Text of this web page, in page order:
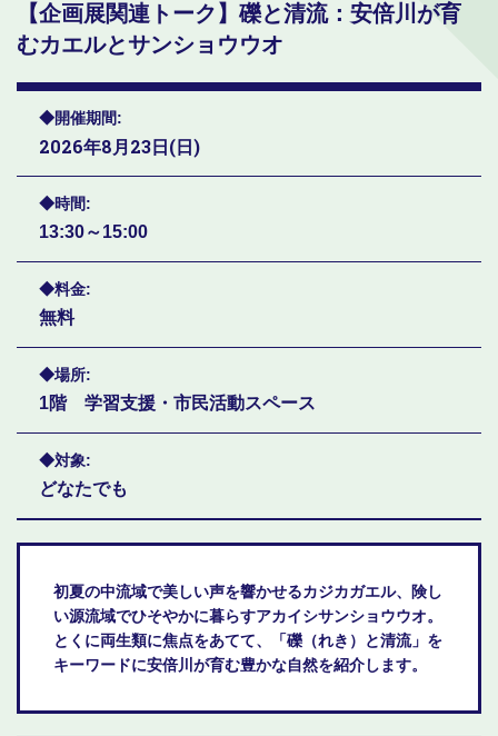
【企画展関連トーク】礫と清流：安倍川が育
むカエルとサンショウウオ
開催期間
2026年8月23日(日)
時間
13:30～15:00
料金
無料
場所
1階 学習支援・市民活動スペース
対象
どなたでも
初夏の中流域で美しい声を響かせるカジカガエル、険し
い源流域でひそやかに暮らすアカイシサンショウウオ。
とくに両生類に焦点をあてて、「礫（れき）と清流」を
キーワードに安倍川が育む豊かな自然を紹介します。